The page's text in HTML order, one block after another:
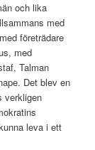
och lika
med
företrädare
med
Talman
Det blev en
verkligen
leva i ett